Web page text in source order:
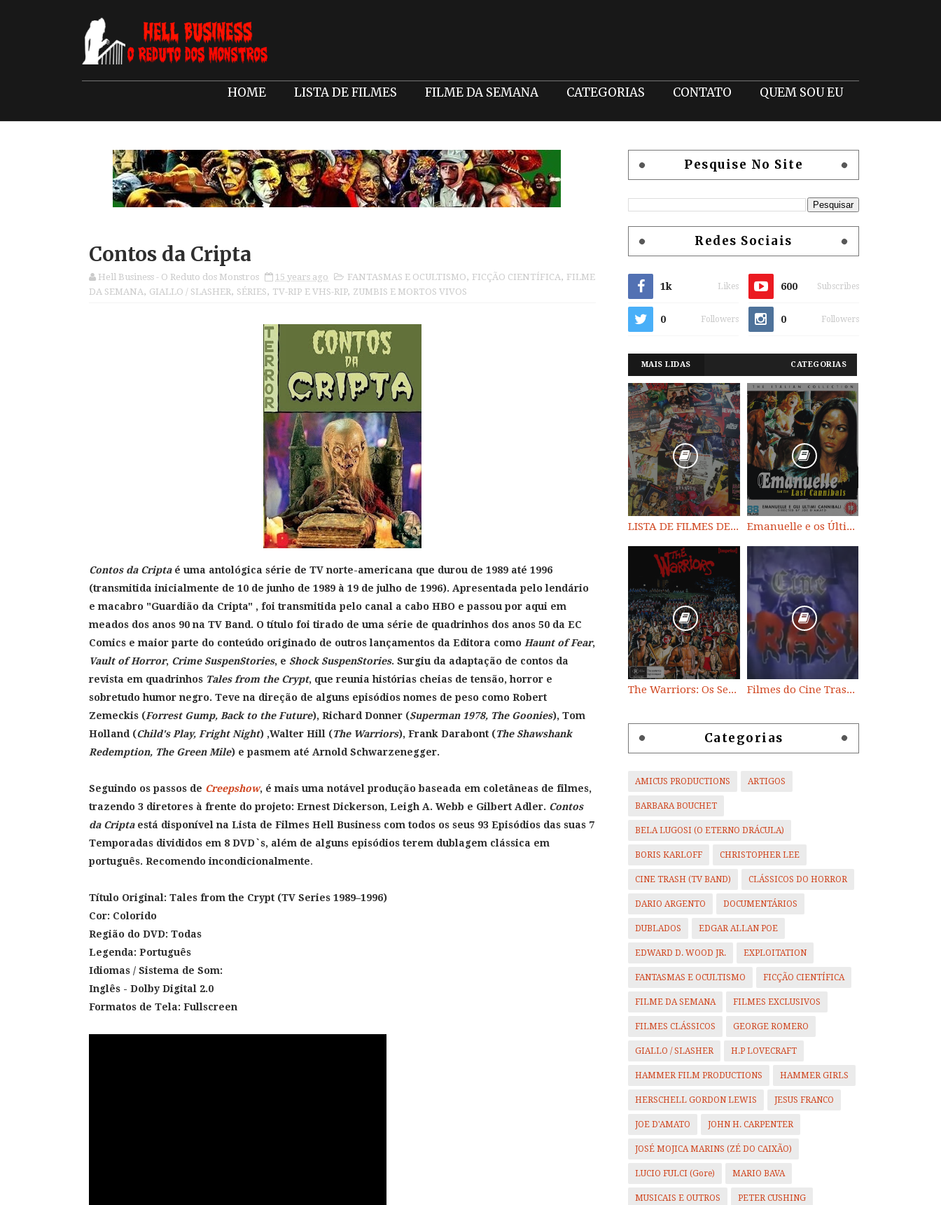
HOME LISTA DE FILMES FILME DA SEMANA CATEGORIAS CONTATO QUEM SOU EU
Contos da Cripta
Hell Business - O Reduto dos Monstros 15 years ago FANTASMAS E OCULTISMO, FICÇÃO CIENTÍFICA, FILME
DA SEMANA, GIALLO / SLASHER, SÉRIES, TV-RIP E VHS-RIP, ZUMBIS E MORTOS VIVOS
Contos da Criptaé uma antológica série de TV norte-americana que durou de 1989 até 1996
(transmitida inicialmente de 10 dejunho de 1989 à 19 de julho de 1996). Apresentada pelo lendário
e macabro "Guardião da Cripta" , foi transmitida pelo canal a cabo HBO e passou por aqui em
meados dos anos 90 na TV Band. O título foi tirado de uma série de quadrinhos dos anos 50 da EC
Comics e maior parte do conteúdo originado de outros lançamentos da Editora como Haunt of Fear,
Vault of Horror, CrimeSuspenStories, e Shock SuspenStories. Surgiu da adaptação de contos da
revista em quadrinhos Tales from the Crypt, que reuniahistórias cheias de tensão, horror e
sobretudo humor negro. Teve na direção de alguns episódios nomes de peso como Robert
Zemeckis (Forrest Gump, Back to the Future), Richard Donner (Superman 1978, The Goonies), Tom
Holland (Child's Play, Fright Night) ,Walter Hill (The Warriors), Frank Darabont (The Shawshank
Redemption, The Green Mile) e pasmem até Arnold Schwarzenegger.
Seguindo os passos de Creepshow, é mais uma notável produção baseada em coletâneas de filmes,
trazendo 3 diretores à frente do projeto: Ernest Dickerson, Leigh A. Webb e Gilbert Adler. Contos
da Criptaestá disponível na Lista de Filmes Hell Business com todos os seus 93 Episódios das suas 7
Temporadas divididos em 8 DVD`s, além de alguns episódios terem dublagem clássica em
português. Recomendo incondicionalmente.
Título Original: Tales from the Crypt (TV Series 1989–1996)
Cor: Colorido
Região do DVD: Todas
Legenda: Português
Idiomas / Sistema de Som:
Inglês - Dolby Digital 2.0
Formatos de Tela: Fullscreen
Pesquise No Site
Redes Sociais
1k Likes 600 Subscribes
0 Followers 0 Followers
MAIS LIDAS CATEGORIAS
LISTA DE FILMES DE HORROR/ TRASH/ SUSPENSE/ SCI-FI/ EXPLOITATION E OUTROS Emanuelle e os Últimos Canibais
The Warriors: Os Selvagens da Noite Filmes do Cine Trash (TV BAND)
Categorias
AMICUS PRODUCTIONS ARTIGOS
BARBARA BOUCHET
BELA LUGOSI (O ETERNO DRÁCULA)
BORIS KARLOFF CHRISTOPHER LEE
CINE TRASH (TV BAND) CLÁSSICOS DO HORROR
DARIO ARGENTO DOCUMENTÁRIOS
DUBLADOS EDGAR ALLAN POE
EDWARD D. WOOD JR. EXPLOITATION
FANTASMAS E OCULTISMO FICÇÃO CIENTÍFICA
FILME DA SEMANA FILMES EXCLUSIVOS
FILMES CLÁSSICOS GEORGE ROMERO
GIALLO / SLASHER H.P LOVECRAFT
HAMMER FILM PRODUCTIONS HAMMER GIRLS
HERSCHELL GORDON LEWIS JESUS FRANCO
JOE D'AMATO JOHN H. CARPENTER
JOSÉ MOJICA MARINS (ZÉ DO CAIXÃO)
LUCIO FULCI (Gore) MARIO BAVA
MUSICAIS E OUTROS PETER CUSHING